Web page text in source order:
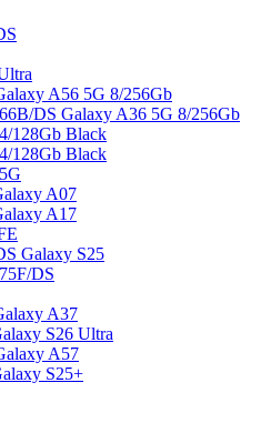
A56 5G 8/256Gb
DS Galaxy A36 5G 8/256Gb
128Gb Black
128Gb Black
A07
A17
Galaxy S25
DS
A37
S26 Ultra
A57
S25+